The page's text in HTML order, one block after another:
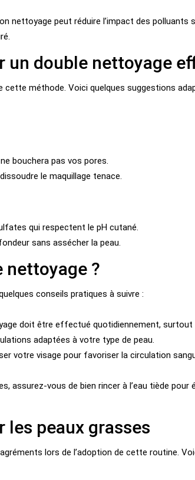
nettoyage peut réduire l’impact des polluants
un double nettoyage
méthode. Voici quelques suggestions
bouchera pas vos pores.
le maquillage tenace.
qui respectent le pH cutané.
sans assécher la peau.
nettoyage ?
conseils pratiques à suivre :
doit être effectué quotidiennement, surtout
adaptées à votre type de peau.
votre visage pour favoriser la circulation
assurez-vous de bien rincer à l’eau tiède pour
les peaux grasses
lors de l’adoption de cette routine.